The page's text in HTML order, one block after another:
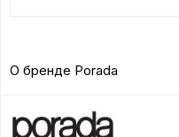
О бренде Porada